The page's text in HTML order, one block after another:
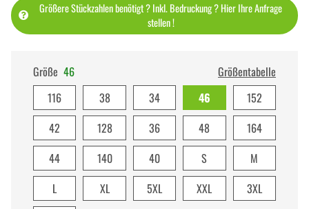
Größere Stückzahlen benötigt ? Inkl. Bedruckung ? Hier Ihre Anfrage
stellen !
Größe 46
Größentabelle
116
38 34 46
152
42
128 36 48
164
44
140 40 S
M
L
XL 5XL XXL
3XL